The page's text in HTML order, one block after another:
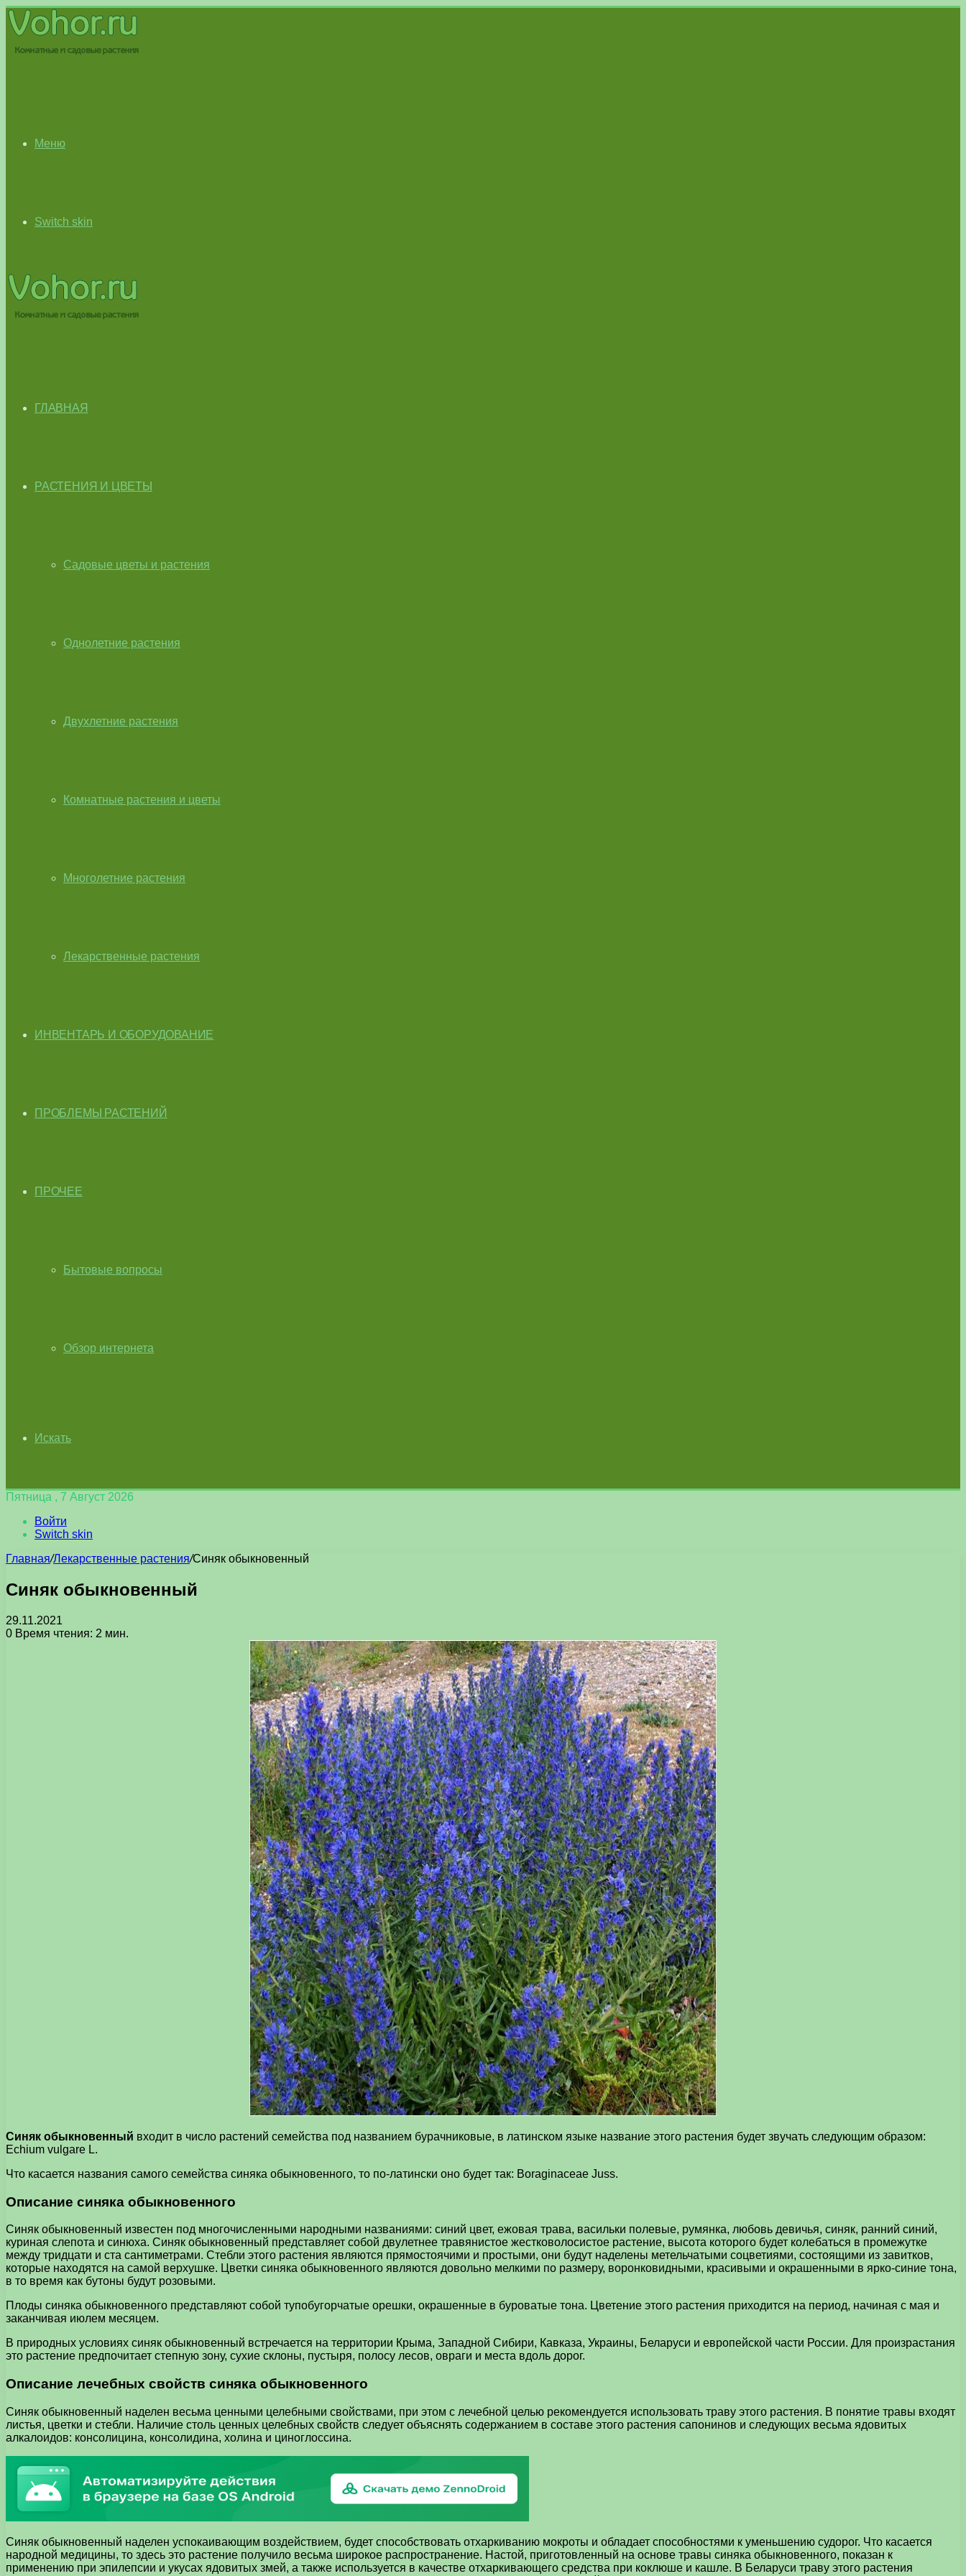
Меню
Switch skin
ГЛАВНАЯ
РАСТЕНИЯ И ЦВЕТЫ
Садовые цветы и растения
Однолетние растения
Двухлетние растения
Комнатные растения и цветы
Многолетние растения
Лекарственные растения
ИНВЕНТАРЬ И ОБОРУДОВАНИЕ
ПРОБЛЕМЫ РАСТЕНИЙ
ПРОЧЕЕ
Бытовые вопросы
Обзор интернета
Искать
Пятница , 7 Август 2026
Войти
Switch skin
Главная/Лекарственные растения/Синяк обыкновенный
Синяк обыкновенный
29.11.2021
0 Время чтения: 2 мин.
Синяк обыкновенный входит в число растений семейства под названием бурачниковые, в латинском языке название этого растения будет звучать следующим образом:
Echium vulgare L.
Что касается названия самого семейства синяка обыкновенного, то по-латински оно будет так: Boraginaceae Juss.
Описание синяка обыкновенного
Синяк обыкновенный известен под многочисленными народными названиями: синий цвет, ежовая трава, васильки полевые, румянка, любовь девичья, синяк, ранний синий,
куриная слепота и синюха. Синяк обыкновенный представляет собой двулетнее травянистое жестковолосистое растение, высота которого будет колебаться в промежутке
между тридцати и ста сантиметрами. Стебли этого растения являются прямостоячими и простыми, они будут наделены метельчатыми соцветиями, состоящими из завитков,
которые находятся на самой верхушке. Цветки синяка обыкновенного являются довольно мелкими по размеру, воронковидными, красивыми и окрашенными в ярко-синие тона,
в то время как бутоны будут розовыми.
Плоды синяка обыкновенного представляют собой тупобугорчатые орешки, окрашенные в буроватые тона. Цветение этого растения приходится на период, начиная с мая и
заканчивая июлем месяцем.
В природных условиях синяк обыкновенный встречается на территории Крыма, Западной Сибири, Кавказа, Украины, Беларуси и европейской части России. Для произрастания
это растение предпочитает степную зону, сухие склоны, пустыря, полосу лесов, овраги и места вдоль дорог.
Описание лечебных свойств синяка обыкновенного
Синяк обыкновенный наделен весьма ценными целебными свойствами, при этом с лечебной целью рекомендуется использовать траву этого растения. В понятие травы входят
листья, цветки и стебли. Наличие столь ценных целебных свойств следует объяснять содержанием в составе этого растения сапонинов и следующих весьма ядовитых
алкалоидов: консолицина, консолидина, холина и циноглоссина.
Синяк обыкновенный наделен успокаивающим воздействием, будет способствовать отхаркиванию мокроты и обладает способностями к уменьшению судорог. Что касается
народной медицины, то здесь это растение получило весьма широкое распространение. Настой, приготовленный на основе травы синяка обыкновенного, показан к
применению при эпилепсии и укусах ядовитых змей, а также используется в качестве отхаркивающего средства при коклюше и кашле. В Беларуси траву этого растения